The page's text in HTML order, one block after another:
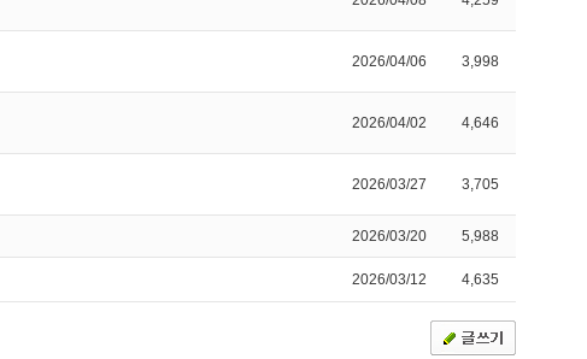
2026/04/06 3,998
2026/04/02 4,646
2026/03/27 3,705
2026/03/20 5,988
2026/03/12 4,635